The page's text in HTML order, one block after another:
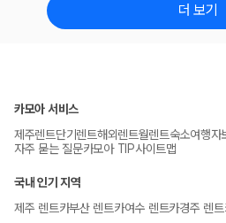
더 보기
카모아 서비스
제주렌트단기렌트해외렌트월렌트숙소여행자
자주 묻는 질문카모아 TIP사이트맵
국내 인기 지역
제주 렌트카부산 렌트카여수 렌트카경주 렌트